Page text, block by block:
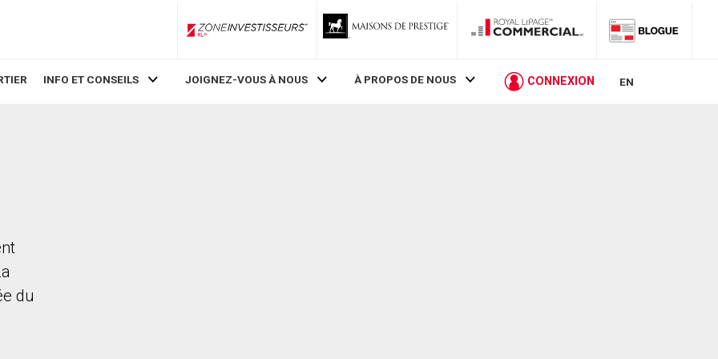
ZoneInvestisseurs RLP
INFO ET CONSEILS JOIGNEZ-VOUS À NOUS À PROPOS DE NOUS CONNEXION EN
du